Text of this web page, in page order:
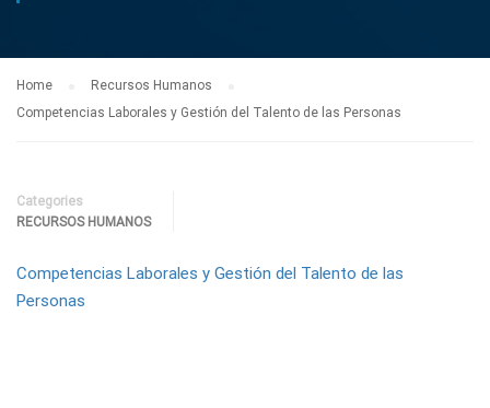
Home
Recursos Humanos
Competencias Laborales y Gestión del Talento de las Personas
Categories
RECURSOS HUMANOS
Competencias Laborales y Gestión del Talento de las
Personas